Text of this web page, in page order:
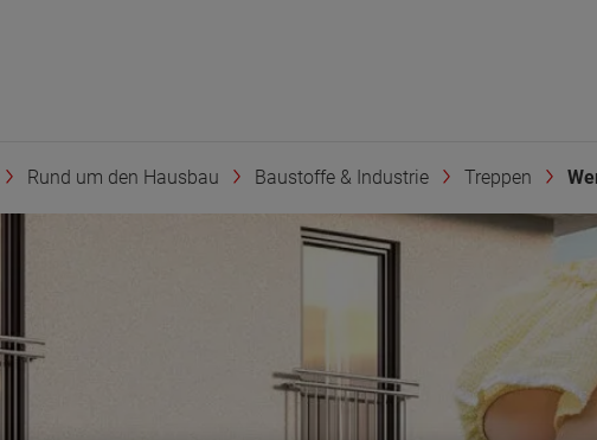
Rund um den Hausbau Baustoffe & Industrie Treppen